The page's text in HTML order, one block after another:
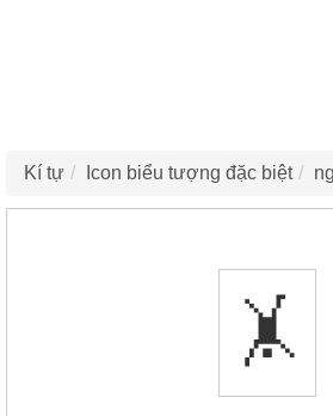
Kí tự Icon biểu tượng đặc biệt
🤸‍